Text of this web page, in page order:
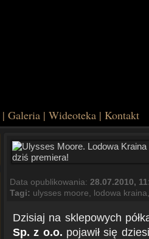
| Galeria | Wideoteka | Kontakt
Data opublikowania: 28.07.2010,
Tagi: ulysses moore lodowa kraina
Dzisiaj na sklepowych
Sp. z o.o. pojawił się